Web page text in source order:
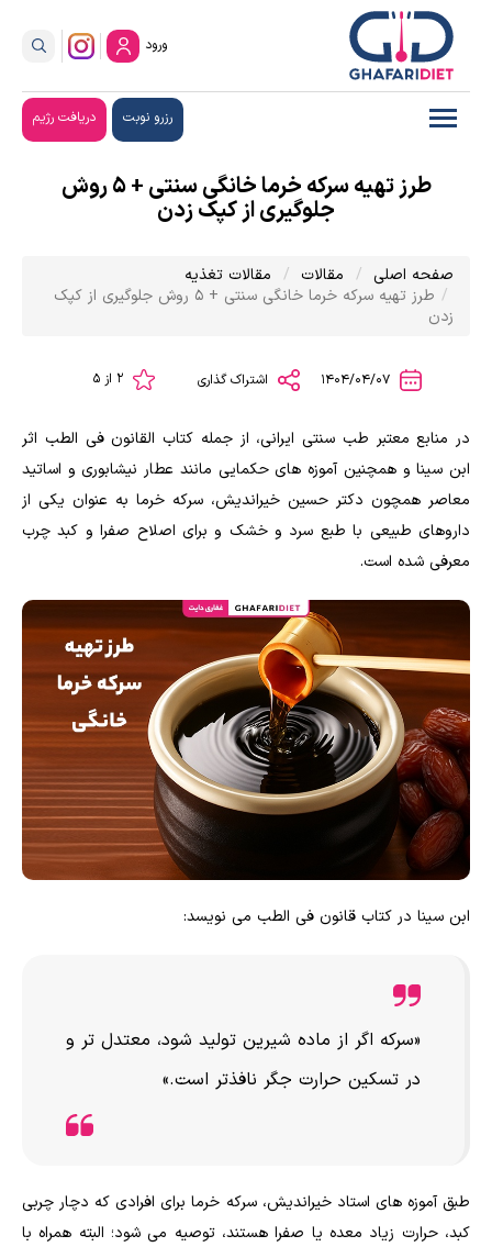
ورود
رزرو نوبت دریافت رژیم
طرز تهیه سرکه خرما خانگی سنتی + 5 روش
جلوگیری از کپک زدن
صفحه اصلی مقالات
مقالات تغذیه
طرز تهیه سرکه خرما خانگی سنتی + 5 روش جلوگیری از کپک
زدن
1404/04/07 اشتراک گذاری
در منابع معتبر طب سنتی ایرانی، از جمله کتاب القانون فی الطب اثر
ابن سینا و همچنین آموزه های حکمایی مانند عطار نیشابوری و اساتید
معاصر همچون دکتر حسین خیراندیش، سرکه خرما به عنوان یکی از
داروهای طبیعی با طبع سرد و خشک و برای اصلاح صفرا و کبد چرب
معرفی شده است.
ابن سینا در کتاب قانون فی الطب می نویسد:
«سرکه اگر از ماده شیرین تولید شود، معتدل تر و
در تسکین حرارت جگر نافذتر است.»
طبق آموزه های استاد خیراندیش، سرکه خرما برای افرادی که دچار چربی
کبد، حرارت زیاد معده یا صفرا هستند، توصیه می شود؛ البته همراه با